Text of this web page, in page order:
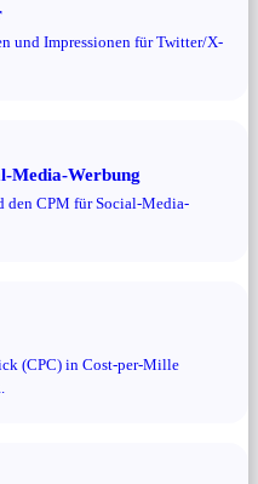
und Impressionen für Twitter/X-
Media-Werbung
den CPM für Social-Media-
(CPC) in Cost-per-Mille